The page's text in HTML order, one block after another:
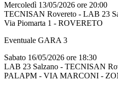
Mercoledì 13/05/2026 ore 20:00
TECNISAN Rovereto - LAB 23
Via Piomarta 1 - ROVERETO
Eventuale GARA 3
Sabato 16/05/2026 ore 18:30
LAB 23 Salzano - TECNISAN
PALAPM - VIA MARCONI -